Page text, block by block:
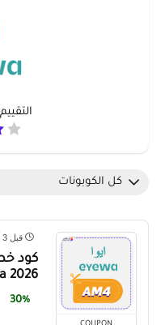
كل الكوبونات
قبل 3 أيام
2026
30%